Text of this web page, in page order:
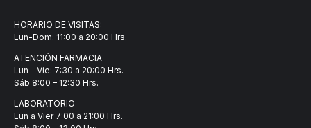
HORARIO DE VISITAS:
Lun-Dom: 11:00 a 20:00 Hrs.
ATENCIÓN FARMACIA
Lun – Vie: 7:30 a 20:00 Hrs.
Sáb 8:00 – 12:30 Hrs.
LABORATORIO
Lun a Vier 7:00 a 21:00 Hrs.